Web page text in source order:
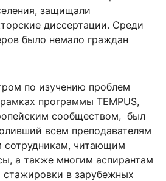
защищали
диссертации. Среди
было немало граждан
по изучению проблем
программы TEMPUS,
сообществом, был
всем преподавателям
читающим
а также многим аспирантам
стажировки в зарубежных